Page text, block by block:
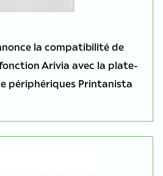
la compatibilité de
Arivia avec la plate-
périphériques Printanista